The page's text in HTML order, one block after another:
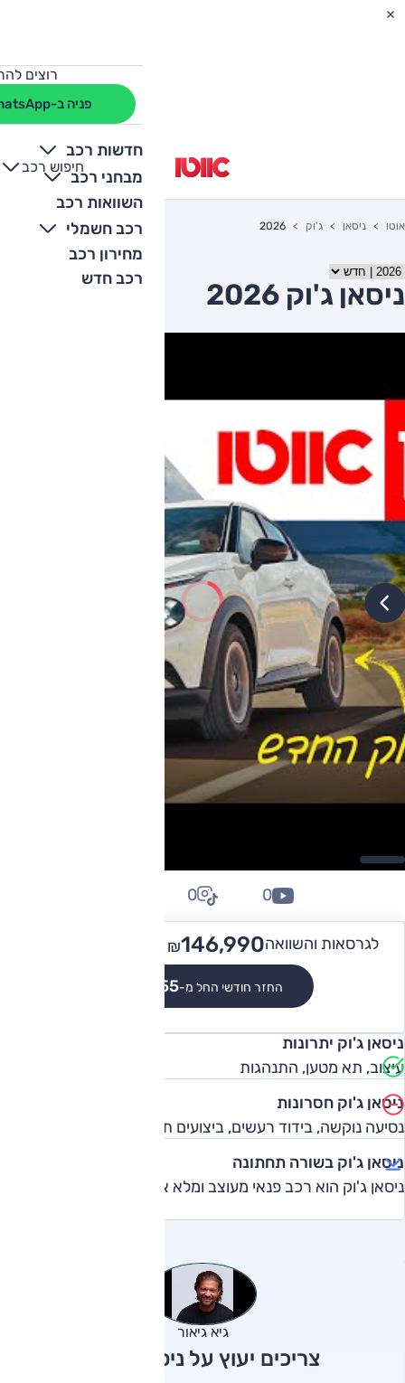
רוצים
פניה ב-WhatsApp
חדשות רכב
מבחני רכב
השוואות רכב
רכב חשמלי
מחירון רכב
רכב חדש
חיפוש רכב
+
-
אוטו ניסאן ג'וק 2026
ניסאן ג'וק 2026
לגרסאות והשוואה ₪146,990 -
החזר חודשי החל מ-₪1,355
0
0
ניסאן ג'וק יתרונות
עיצוב, תא מטען, התנהגות
ניסאן ג'וק חסרונות
נסיעה נוקשה, בידוד רעשים, ביצועים תחת עומס
ניסאן ג'וק בשורה תחתונה
ניסאן ג'וק הוא רכב פנאי מעוצב ומלא אופי
גיא גיאור
צריכים יעוץ על ניסאן ג'וק?